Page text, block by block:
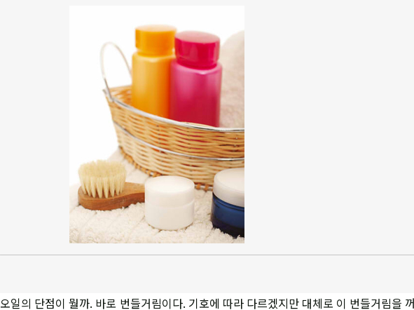
오일의 단점이 뭘까. 바로 번들거림이다. 기호에 따라 다르겠지만 대체로 이 번들거림을